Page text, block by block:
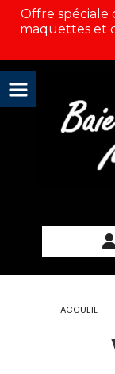
Offre spéciale
maquettes et
ACCUEIL
Panneau de gestion